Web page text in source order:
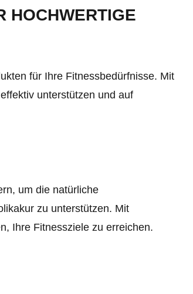
HOCHWERTIGE
für Ihre Fitnessbedürfnisse. Mit
unterstützen und auf
um die natürliche
zu unterstützen. Mit
Ihre Fitnessziele zu erreichen.